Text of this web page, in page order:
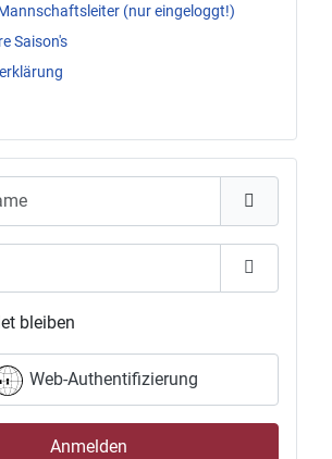
(nur eingeloggt!)
Saison's
Passwort
bleiben
Web-Authentifizierung
Anmelden